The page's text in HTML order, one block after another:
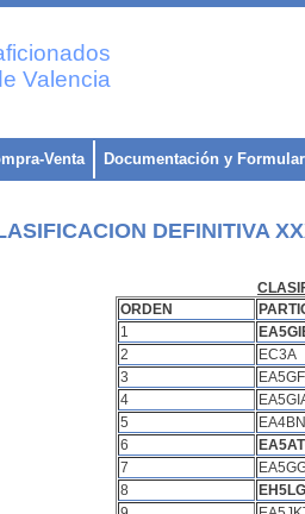
Valencia
Venta Documentación y
DEFINITIVA
ORDEN
1
2
EC3A
3
4
5
6
7
8